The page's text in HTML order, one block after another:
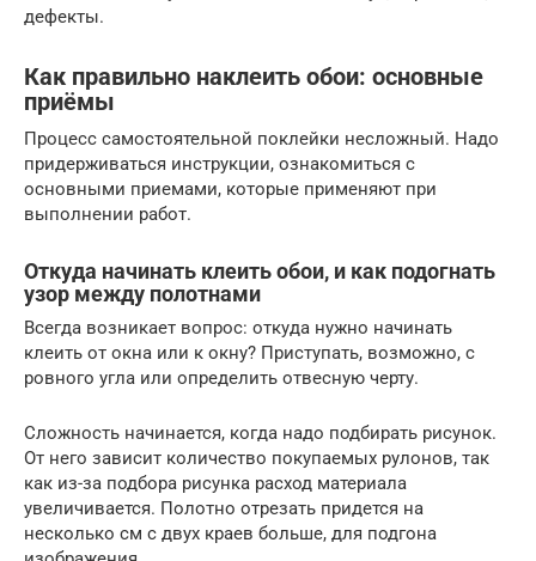
дефекты.
Как правильно наклеить обои: основные
приёмы
Процесс самостоятельной поклейки несложный. Надо
придерживаться инструкции, ознакомиться с
основными приемами, которые применяют при
выполнении работ.
Откуда начинать клеить обои, и как подогнать
узор между полотнами
Всегда возникает вопрос: откуда нужно начинать
клеить от окна или к окну? Приступать, возможно, с
ровного угла или определить отвесную черту.
Сложность начинается, когда надо подбирать рисунок.
От него зависит количество покупаемых рулонов, так
как из-за подбора рисунка расход материала
увеличивается. Полотно отрезать придется на
несколько см с двух краев больше, для подгона